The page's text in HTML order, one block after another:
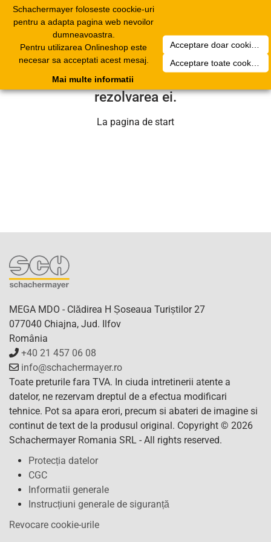
Schachermayer foloseste coockie-uri
pentru a adapta pagina web nevoilor
dumneavoastra.
Pentru utilizarea Onlineshop este
necesar sa acceptati acest mesaj.
Acceptare doar cookierurile necesare
Acceptare toate cookieurilor
Mai multe informatii
navigation
Din pacate a aparut o problema
tehnica. Echipa noastra se va ocupa de
rezolvarea ei.
La pagina de start
MEGA MDO - Clădirea H Șoseaua Turiștilor 27
077040 Chiajna, Jud. Ilfov
România
+40 21 457 06 08
info@schachermayer.ro
Toate preturile fara TVA. In ciuda intretinerii atente a
datelor, ne rezervam dreptul de a efectua modificari
tehnice. Pot sa apara erori, precum si abateri de imagine si
continut de text de la produsul original. Copyright © 2026
Schachermayer Romania SRL - All rights reserved.
Protecția datelor
CGC
Informatii generale
Instrucțiuni generale de siguranță
Revocare cookie-urile